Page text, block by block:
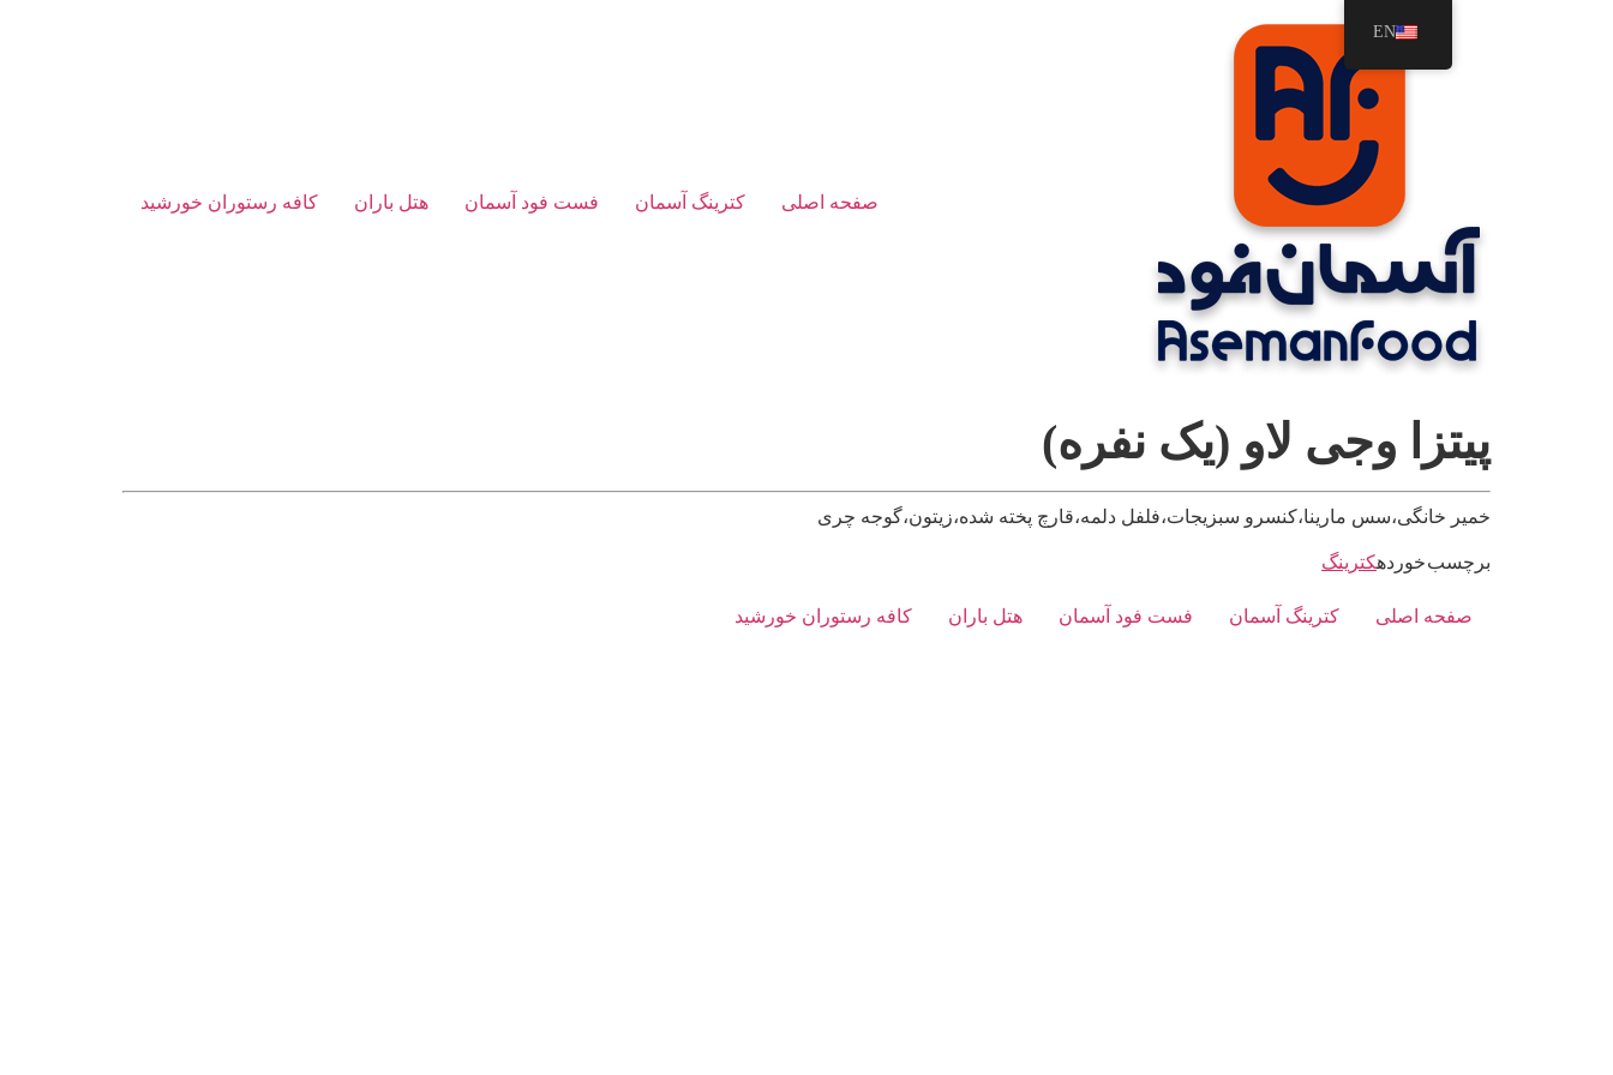
صفحه اصلی کترینگ آسمان فست فود آسمان هتل باران کافه رستوران خورشید
پیتزا وجی لاو (یک نفره)
خمیر خانگی،سس مارینا،کنسرو سبزیجات،فلفل دلمه،قارچ پخته شده،زیتون،گوجه چری
برچسب خوردهکترینگ
صفحه اصلی کترینگ آسمان فست فود آسمان هتل باران کافه رستوران خورشید
EN